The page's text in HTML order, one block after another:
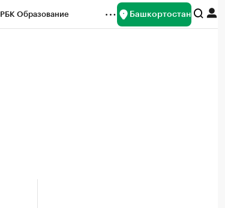
РБК Образование Башкортостан